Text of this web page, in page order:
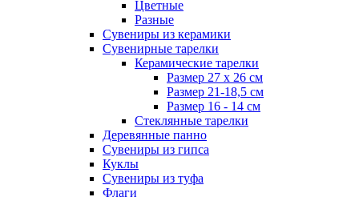
Цветные
Разные
Сувениры из керамики
Сувенирные тарелки
Керамические тарелки
Размер 27 х 26 см
Размер 21-18,5 см
Размер 16 - 14 см
Стеклянные тарелки
Деревянные панно
Сувениры из гипса
Куклы
Сувениры из туфа
Флаги